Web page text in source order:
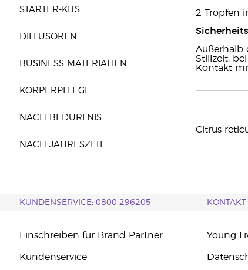
STARTER-KITS
DIFFUSOREN
BUSINESS MATERIALIEN
KÖRPERPFLEGE
NACH BEDÜRFNIS
NACH JAHRESZEIT
2 Tropfen
Außerhalb
Stillzeit,
Kontakt
Citrus
KUNDENSERVICE: 0800 296205 KONTAKT
Einschreiben für Brand Partner
Kundenservice
Young